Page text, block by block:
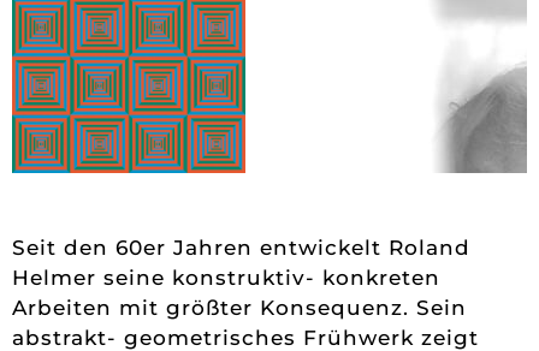
Seit den 60er Jahren entwickelt Roland
Helmer seine konstruktiv- konkreten
Arbeiten mit größter Konsequenz. Sein
abstrakt- geometrisches Frühwerk zeigt